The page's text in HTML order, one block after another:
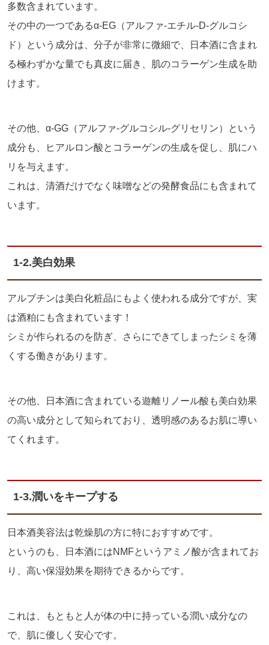
多数含まれています。
その中の一つであるα-EG （アルファ‐エチル‐D‐グルコシ
ド）という成分は、分子が非常に微細で、日本酒に含まれ
る極わずかな量でも真皮に届き、肌のコラーゲン生成を助
けます。
その他、α-GG （アルファ‐グルコシル‐グリセリン）という
成分も、ヒアルロン酸とコラーゲンの生成を促し、肌にハ
リを与えます。
これは、清酒だけでなく味噌などの発酵食品にも含まれて
います。
1-2.美白効果
アルブチンは美白化粧品にもよく使われる成分ですが、実
は酒粕にも含まれています！
シミが作られるのを防ぎ、さらにできてしまったシミを薄
くする働きがあります。
その他、日本酒に含まれている遊離リノール酸も美白効果
の高い成分として知られており、透明感のあるお肌に導い
てくれます。
1-3.潤いをキープする
日本酒美容法は乾燥肌の方に特におすすめです。
というのも、日本酒にはNMFというアミノ酸が含まれてお
り、高い保湿効果を期待できるからです。
これは、もともと人が体の中に持っている潤い成分なの
で、肌に優しく安心です。